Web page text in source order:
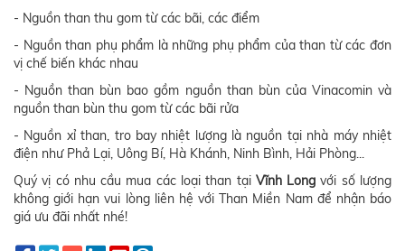
- Nguồn than thu gom từ các bãi, các điểm
- Nguồn than phụ phẩm là những phụ phẩm của than từ các đơn
vị chế biến khác nhau
- Nguồn than bùn bao gồm nguồn than bùn của Vinacomin và
nguồn than bùn thu gom từ các bãi rửa
- Nguồn xỉ than, tro bay nhiệt lượng là nguồn tại nhà máy nhiệt
điện như Phả Lại, Uông Bí, Hà Khánh, Ninh Bình, Hải Phòng...
Quý vị có nhu cầu mua các loại than tại Vĩnh Long với số lượng
không giới hạn vui lòng liên hệ với Than Miền Nam để nhận báo
giá ưu đãi nhất nhé!